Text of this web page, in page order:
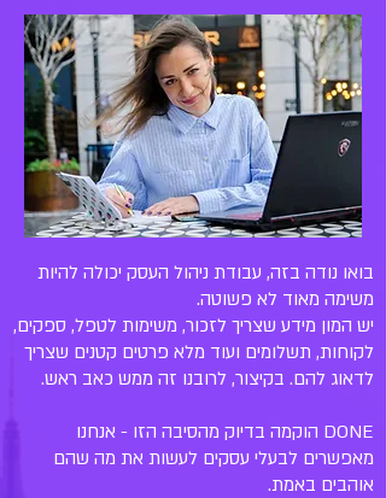
בואו נודה בזה, עבודת ניהול העסק יכולה להיות
משימה מאוד לא פשוטה.
יש המון מידע שצריך לזכור, משימות לטפל, ספקים,
לקוחות, תשלומים ועוד מלא פרטים קטנים שצריך
לדאוג להם. בקיצור, לרובנו זה ממש כאב ראש.
DONE הוקמה בדיוק מהסיבה הזו - אנחנו
מאפשרים לבעלי עסקים לעשות את מה שהם
אוהבים באמת.